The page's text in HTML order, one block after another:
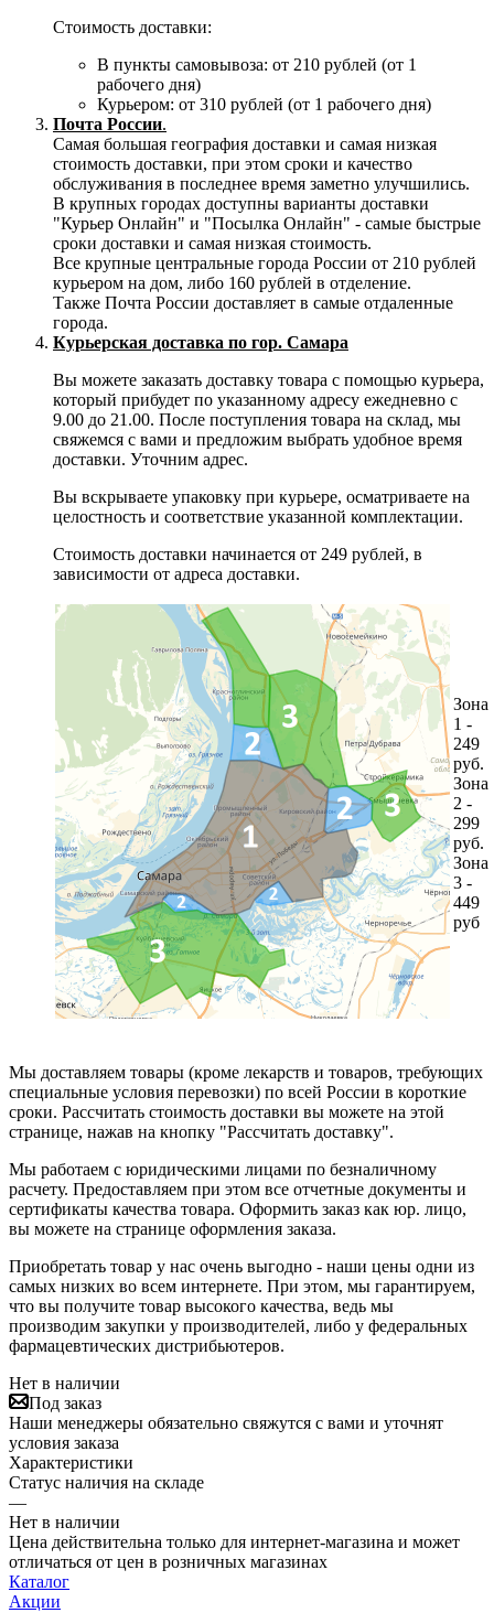
Стоимость доставки:
В пункты самовывоза: от 210 рублей (от 1
рабочего дня)
Курьером: от 310 рублей (от 1 рабочего дня)
Почта России.
Самая большая география доставки и самая низкая
стоимость доставки, при этом сроки и качество
обслуживания в последнее время заметно улучшились.
В крупных городах доступны варианты доставки
"Курьер Онлайн" и "Посылка Онлайн" - самые быстрые
сроки доставки и самая низкая стоимость.
Все крупные центральные города России от 210 рублей
курьером на дом, либо 160 рублей в отделение.
Также Почта России доставляет в самые отдаленные
города.
Курьерская доставка по гор. Самара
Вы можете заказать доставку товара с помощью курьера,
который прибудет по указанному адресу ежедневно с
9.00 до 21.00. После поступления товара на склад, мы
свяжемся с вами и предложим выбрать удобное время
доставки. Уточним адрес.
Вы вскрываете упаковку при курьере, осматриваете на
целостность и соответствие указанной комплектации.
Стоимость доставки начинается от 249 рублей, в
зависимости от адреса доставки.
Зона
1 -
249
руб.
Зона
2 -
299
руб.
Зона
3 -
449
руб
Мы доставляем товары (кроме лекарств и товаров, требующих
специальные условия перевозки) по всей России в короткие
сроки. Рассчитать стоимость доставки вы можете на этой
странице, нажав на кнопку "Рассчитать доставку".
Мы работаем с юридическими лицами по безналичному
расчету. Предоставляем при этом все отчетные документы и
сертификаты качества товара. Оформить заказ как юр. лицо,
вы можете на странице оформления заказа.
Приобретать товар у нас очень выгодно - наши цены одни из
самых низких во всем интернете. При этом, мы гарантируем,
что вы получите товар высокого качества, ведь мы
производим закупки у производителей, либо у федеральных
фармацевтических дистрибьютеров.
Нет в наличии
Под заказ
Наши менеджеры обязательно свяжутся с вами и уточнят
условия заказа
Характеристики
Статус наличия на складе
—
Нет в наличии
Цена действительна только для интернет-магазина и может
отличаться от цен в розничных магазинах
Каталог
Акции